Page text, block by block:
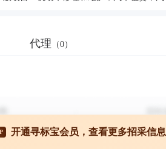
代理 （0）
开通寻标宝会员，查看更多招采信息